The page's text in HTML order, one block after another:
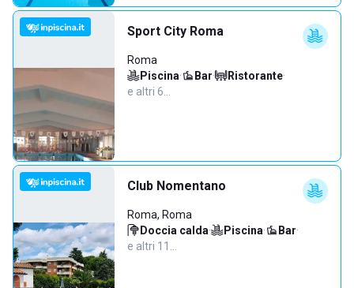
Sport City Roma
Roma
Piscina· Bar· Ristorante·
e altri 6…
Club Nomentano
Roma, Roma
Doccia calda· Piscina· Bar·
e altri 11…